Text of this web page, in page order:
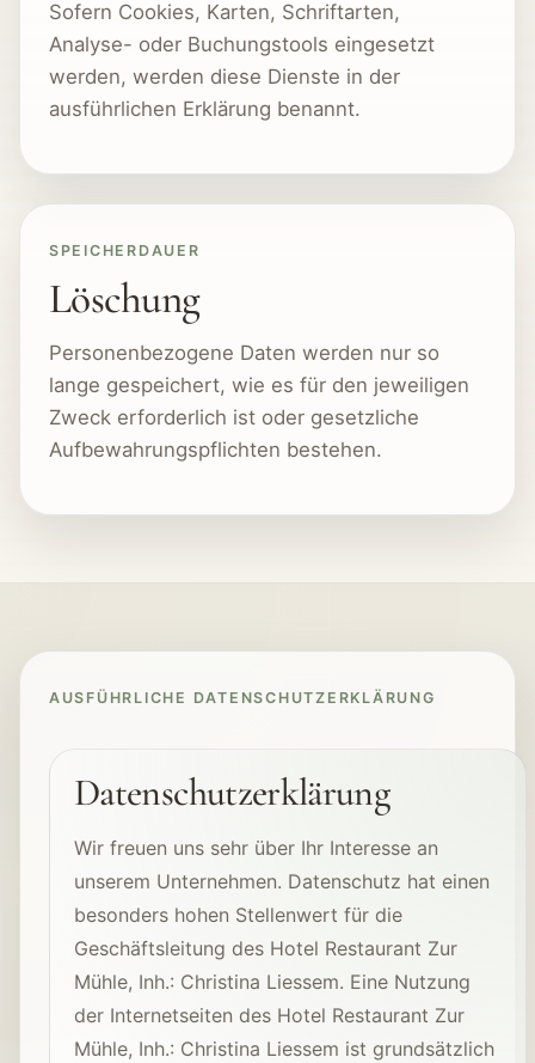
Sofern Cookies, Karten, Schriftarten,
Analyse- oder Buchungstools eingesetzt
werden, werden diese Dienste in der
ausführlichen Erklärung benannt.
SPEICHERDAUER
Löschung
Personenbezogene Daten werden nur so
lange gespeichert, wie es für den jeweiligen
Zweck erforderlich ist oder gesetzliche
Aufbewahrungspflichten bestehen.
AUSFÜHRLICHE DATENSCHUTZERKLÄRUNG
Datenschutzerklärung
Wir freuen uns sehr über Ihr Interesse an
unserem Unternehmen. Datenschutz hat einen
besonders hohen Stellenwert für die
Geschäftsleitung des Hotel Restaurant Zur
Mühle, Inh.: Christina Liessem. Eine Nutzung
der Internetseiten des Hotel Restaurant Zur
Mühle, Inh.: Christina Liessem ist grundsätzlich